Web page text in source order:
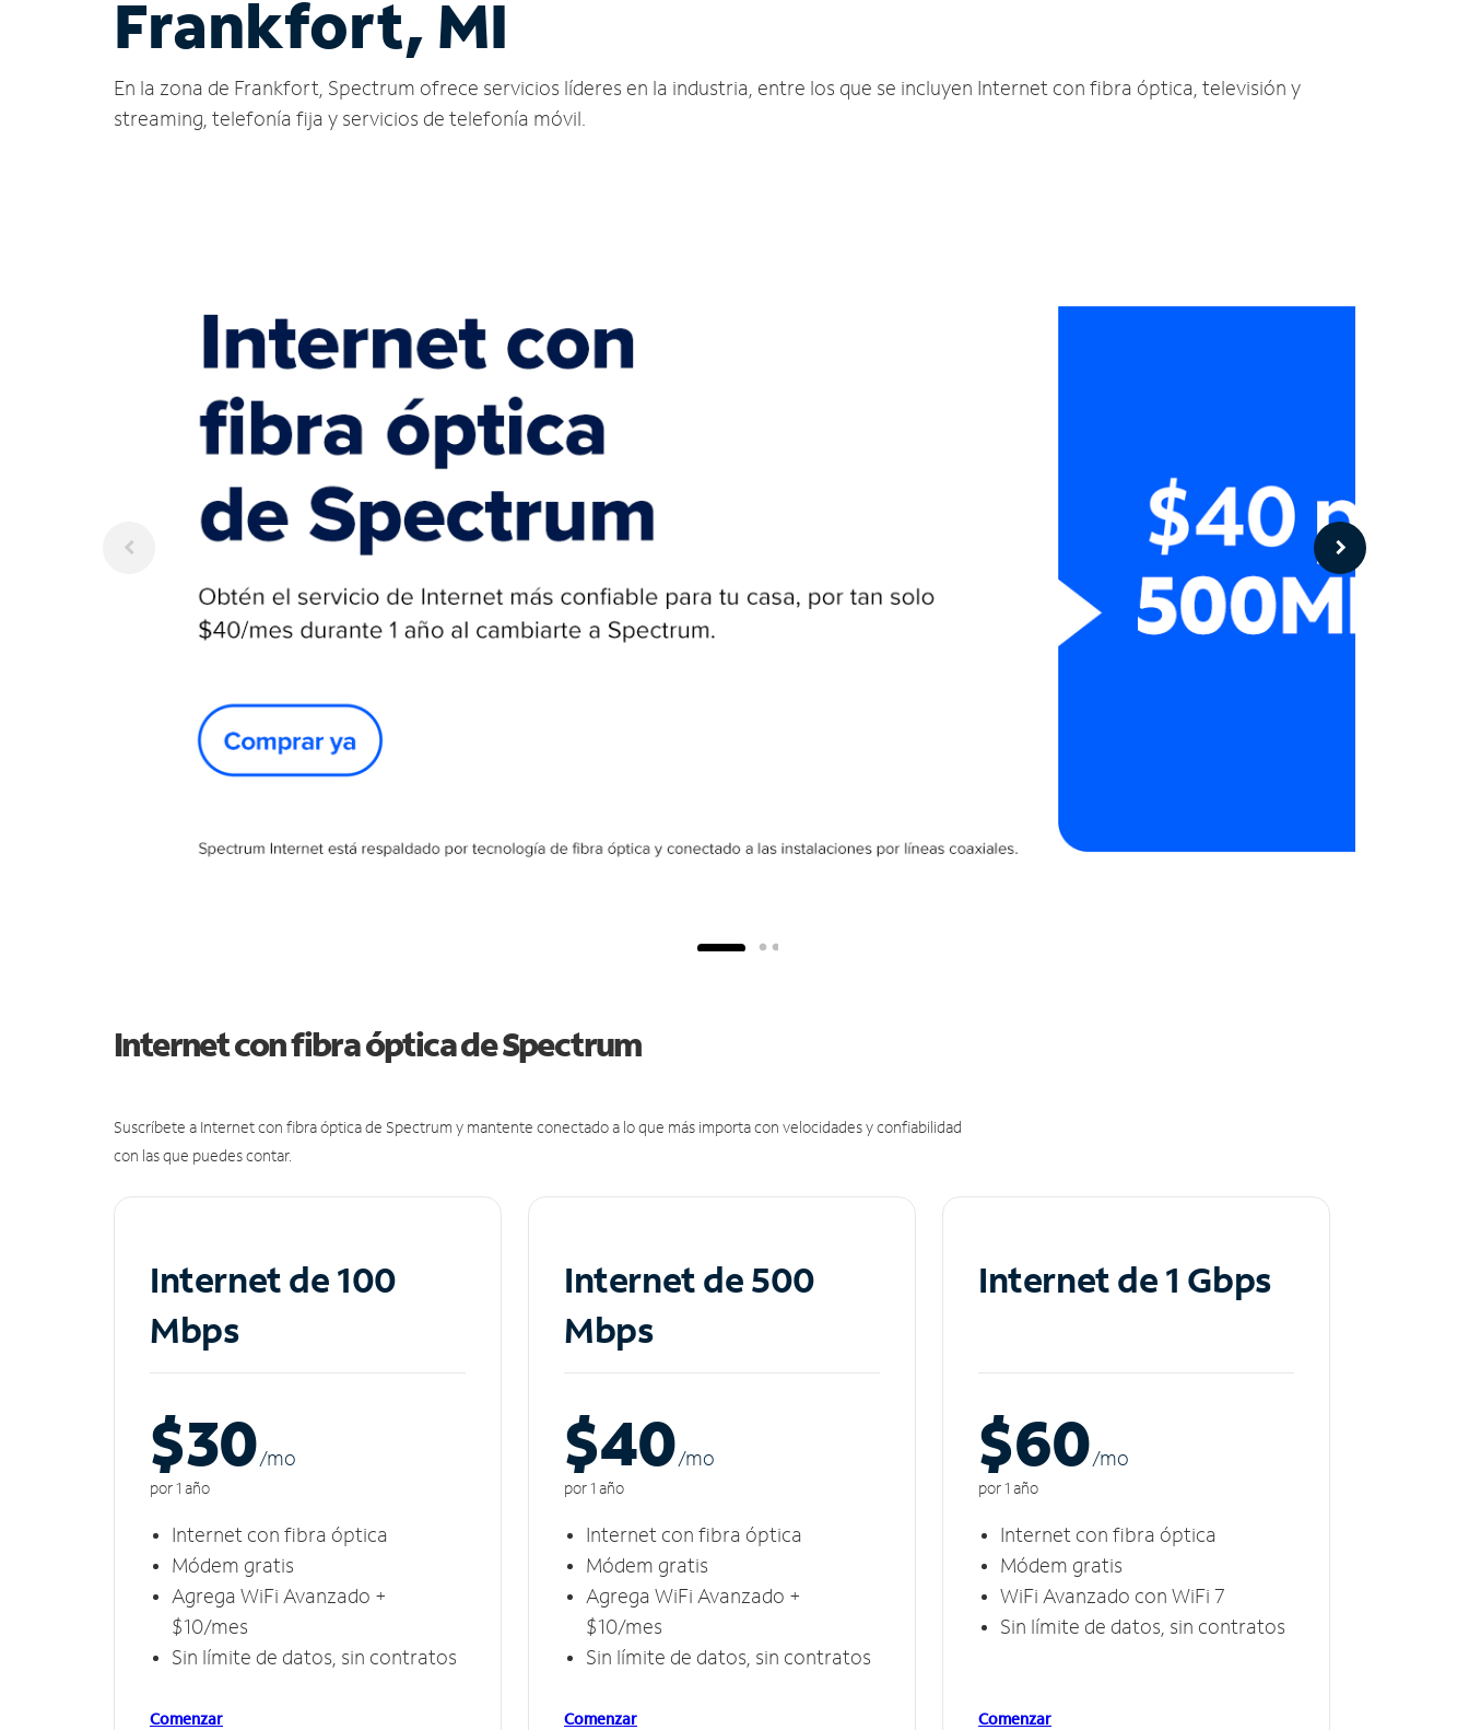
Frankfort, MI
En la zona de Frankfort, Spectrum ofrece servicios líderes en la industria, entre los que se incluyen Internet con fibra óptica, televisión y
streaming, telefonía fija y servicios de telefonía móvil.
Internet con fibra óptica de Spectrum
Suscríbete a Internet con fibra óptica de Spectrum y mantente conectado a lo que más importa con velocidades y confiabilidad
con las que puedes contar.
Internet de 100
Mbps
$30/mo
por 1 año
Internet con fibra óptica
Módem gratis
Agrega WiFi Avanzado +
$10/mes
Sin límite de datos, sin contratos
Comenzar
Internet de 500
Mbps
$40/mo
por 1 año
Internet con fibra óptica
Módem gratis
Agrega WiFi Avanzado +
$10/mes
Sin límite de datos, sin contratos
Comenzar
Internet de 1 Gbps
$60/mo
por 1 año
Internet con fibra óptica
Módem gratis
WiFi Avanzado con WiFi 7
Sin límite de datos, sin contratos
Comenzar